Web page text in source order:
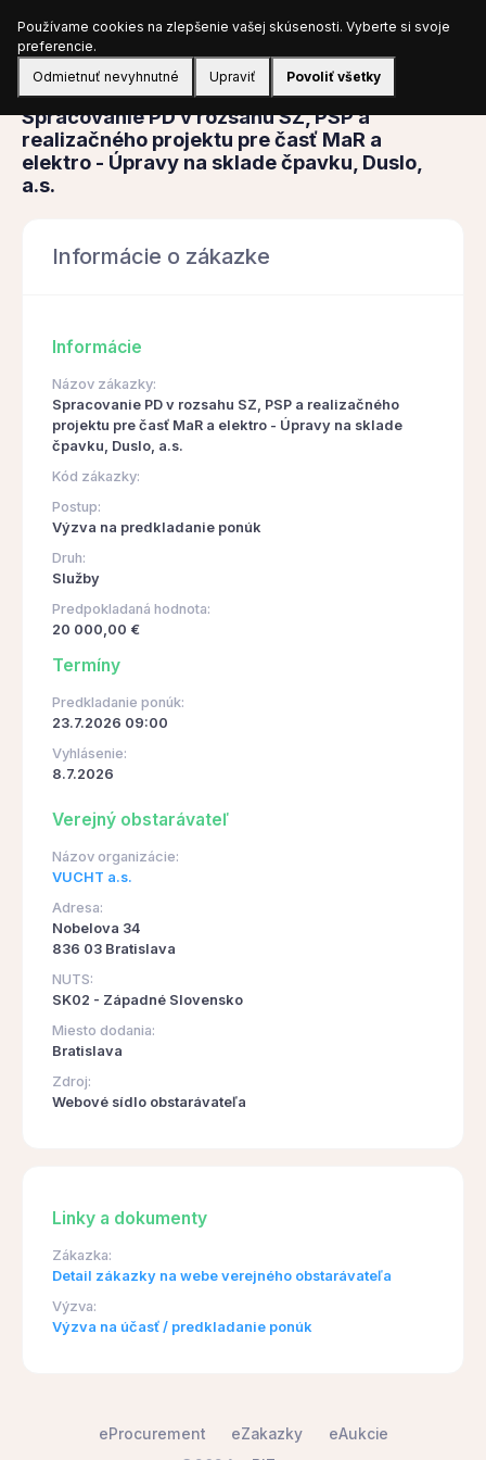
Prihlásiť sa
Obstarávanie
Spracovanie PD v rozsahu SZ, PSP a
realizačného projektu pre časť MaR a
elektro - Úpravy na sklade čpavku, Duslo,
a.s.
Informácie o zákazke
Informácie
Názov zákazky:
Spracovanie PD v rozsahu SZ, PSP a realizačného
projektu pre časť MaR a elektro - Úpravy na sklade
čpavku, Duslo, a.s.
Kód zákazky:
Postup:
Výzva na predkladanie ponúk
Druh:
Služby
Predpokladaná hodnota:
20 000,00 €
Termíny
Predkladanie ponúk:
23.7.2026 09:00
Vyhlásenie:
8.7.2026
Verejný obstarávateľ
Názov organizácie:
VUCHT a.s.
Adresa:
Nobelova 34
836 03 Bratislava
NUTS:
SK02 - Západné Slovensko
Miesto dodania:
Bratislava
Zdroj:
Webové sídlo obstarávateľa
Linky a dokumenty
Zákazka:
Detail zákazky na webe verejného obstarávateľa
Výzva:
Výzva na účasť / predkladanie ponúk
eProcurement eZakazky eAukcie
Používame cookies na zlepšenie vašej skúsenosti. Vyberte si svoje
preferencie.
Odmietnuť nevyhnutné
Upraviť Povoliť všetky